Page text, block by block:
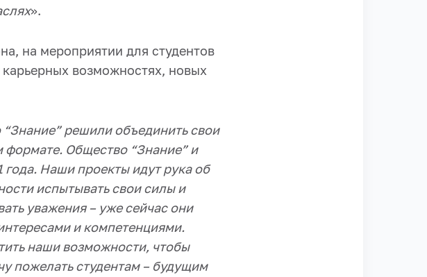
».
на мероприятии для студентов
возможностях, новых
решили объединить свои
формате. Общество “Знание” и
Наши проекты идут рука об
испытывать свои силы и
уважения – уже сейчас они
и компетенциями.
наши возможности, чтобы
пожелать студентам – будущим